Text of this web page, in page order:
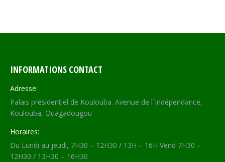
INFORMATIONS CONTACT
Adresse:
Palais présidentiel de Koulouba. Avenue de l´Indépendance,
Koulouba, Ouagadougou
Horaires:
Du Lundi au jeudi, 7H30 – 12H30 / 13H – 16H Vend 7H30 –
12H30 / 13H30 – 16H30